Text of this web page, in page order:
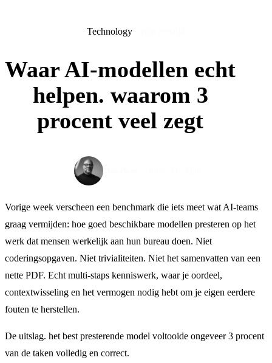
Technology
Waar AI-modellen echt
helpen. waarom 3
procent veel zegt
Max Pinas
Vorige week verscheen een benchmark die iets meet wat AI-teams
graag vermijden: hoe goed beschikbare modellen presteren op het
werk dat mensen werkelijk aan hun bureau doen. Niet
coderingsopgaven. Niet trivialiteiten. Niet het samenvatten van een
nette PDF. Echt multi-staps kenniswerk, waar je oordeel,
contextwisseling en het vermogen nodig hebt om je eigen eerdere
fouten te herstellen.
De uitslag. het best presterende model voltooide ongeveer 3 procent
van de taken volledig en correct.